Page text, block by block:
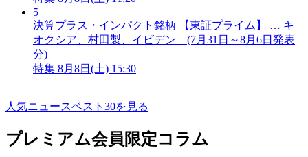
5
決算プラス・インパクト銘柄 【東証プライム】 … キ
オクシア、村田製、イビデン (7月31日～8月6日発表
分)
特集 8月8日(土) 15:30
人気ニュースベスト30を見る
プレミアム会員限定コラム